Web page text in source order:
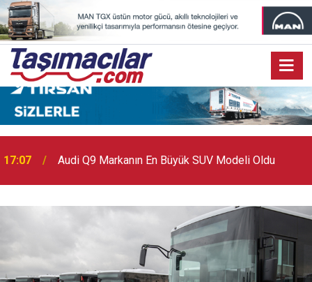
17:03 Toyota Otomotiv Sanayi Türkiye Üretime Ara Veriyor